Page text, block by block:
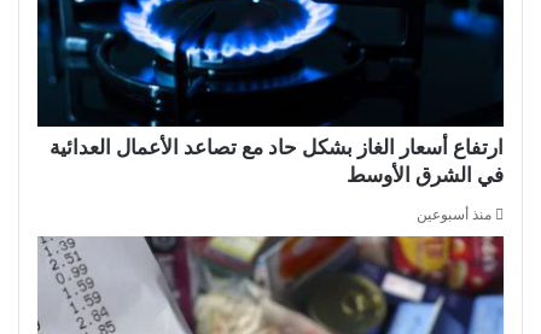
ارتفاع أسعار الغاز بشكل حاد مع تصاعد الأعمال العدائية
في الشرق الأوسط
منذ أسبوعين